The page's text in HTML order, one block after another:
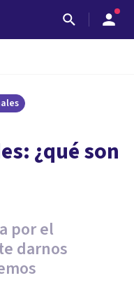
¿qué son
por el
darnos